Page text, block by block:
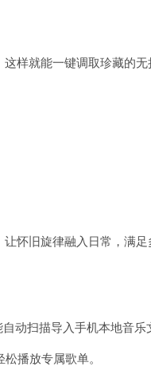
样就能一键调取珍藏的无
怀旧旋律融入日常，满足
动扫描导入手机本地音乐
播放专属歌单。